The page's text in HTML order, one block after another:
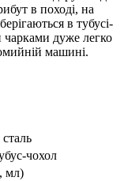
в поході, на
в тубусі-
чарками дуже легко
машині.
чохол
мл)